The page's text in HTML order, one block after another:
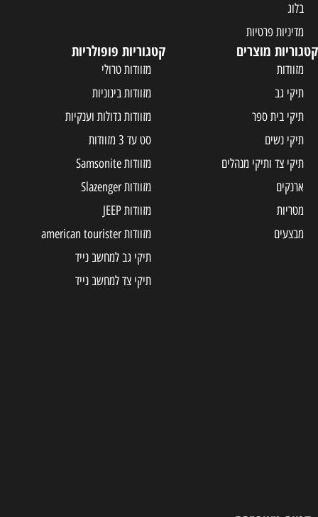
בלוג
מדיניות פרטיות
קטגוריות מוצרים
מזוודות
תיקי גב
תיקי בית ספר
תיקי נשים
תיקי צד ותיקי מנהלים
ארנקים
מטריות
מבצעים
קטגוריות פופולריות
מזוודות טרולי
מזוודות בינוניות
מזוודות גדולות וענקיות
סט עד 3 מזוודות
מזוודות Samsonite
מזוודות Slazenger
מזוודות JEEP
מזוודות american tourister
תיקי גב למחשב נייד
תיקי צד למחשב נייד